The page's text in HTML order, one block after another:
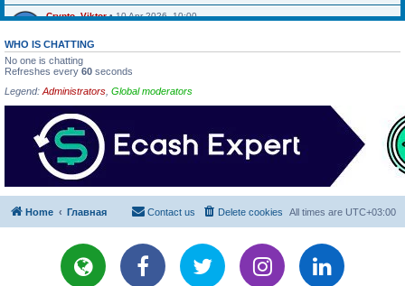
Crypto_Viktor•10 Apr 2026, 10:00
WHO IS CHATTING
No one is chatting
Refreshes every 60 seconds
Legend: Administrators Global moderators
Home Главная All times are UTC+03:00
Delete cookies
Contact us